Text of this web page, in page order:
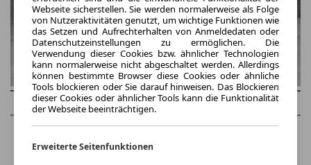
Webseite sicherstellen. Sie werden normalerweise als Folge
von Nutzeraktivitäten genutzt, um wichtige Funktionen wie
das Setzen und Aufrechterhalten von Anmeldedaten oder
Datenschutzeinstellungen zu ermöglichen. Die
Verwendung dieser Cookies bzw. ähnlicher Technologien
kann normalerweise nicht abgeschaltet werden. Allerdings
können bestimmte Browser diese Cookies oder ähnliche
Tools blockieren oder Sie darauf hinweisen. Das Blockieren
dieser Cookies oder ähnlicher Tools kann die Funktionalität
der Webseite beeinträchtigen.
Erweiterte Seitenfunktionen